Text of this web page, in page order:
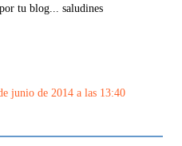
tu blog... saludines
junio de 2014 a las 13:40